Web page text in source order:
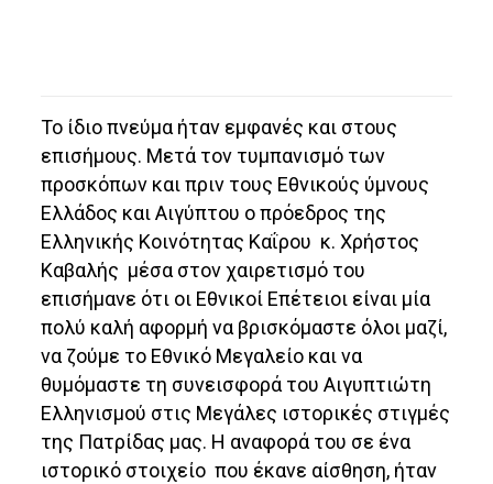
Το ίδιο πνεύμα ήταν εμφανές και στους
επισήμους. Μετά τον τυμπανισμό των
προσκόπων και πριν τους Εθνικούς ύμνους
Ελλάδος και Αιγύπτου ο πρόεδρος της
Ελληνικής Κοινότητας Καΐρου κ. Χρήστος
Καβαλής μέσα στον χαιρετισμό του
επισήμανε ότι οι Εθνικοί Επέτειοι είναι μία
πολύ καλή αφορμή να βρισκόμαστε όλοι μαζί,
να ζούμε το Εθνικό Μεγαλείο και να
θυμόμαστε τη συνεισφορά του Αιγυπτιώτη
Ελληνισμού στις Μεγάλες ιστορικές στιγμές
της Πατρίδας μας. Η αναφορά του σε ένα
ιστορικό στοιχείο που έκανε αίσθηση, ήταν